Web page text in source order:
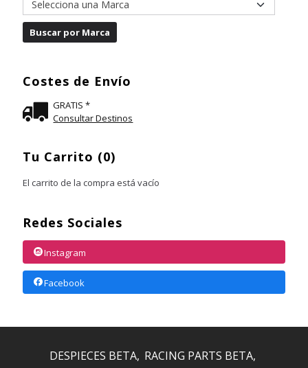
Costes de Envío
GRATIS *
Consultar Destinos
Tu Carrito (0)
El carrito de la compra está vacío
Redes Sociales
Instagram
Facebook
DESPIECES BETA RACING PARTS BETA